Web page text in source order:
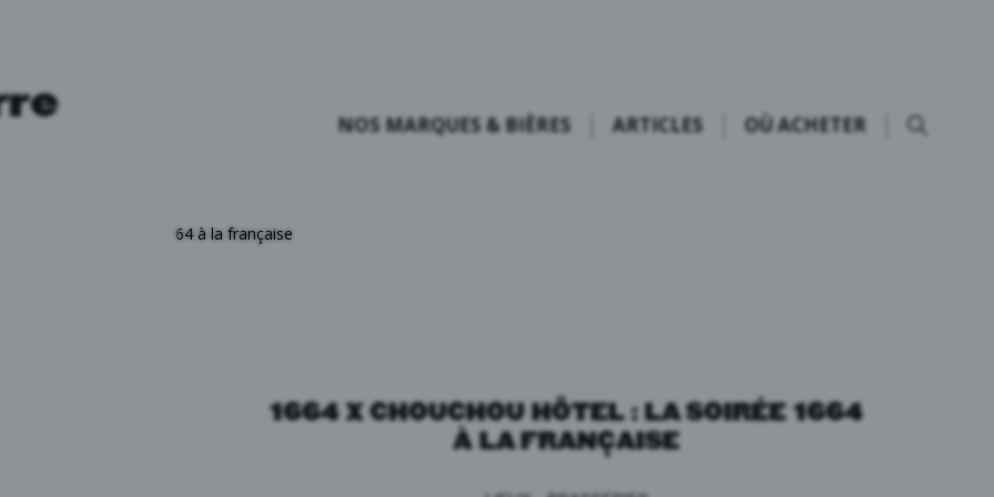
NOS MARQUES & BIÈRES ARTICLES OÙ ACHETER
Hôtel : La soirée 1664 à la française
1664 X CHOUCHOU HÔTEL : LA SOIRÉE 1664
À LA FRANÇAISE